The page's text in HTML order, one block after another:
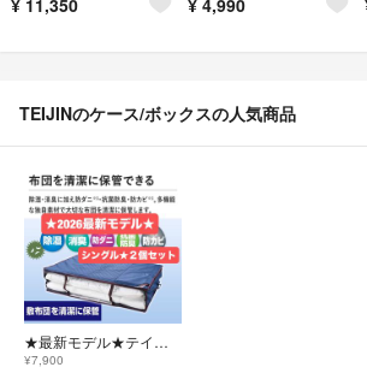
TEIJINのケース/ボックスの人気商品
★最新モデル★テイジン/収納ケースプレミアム/敷布団用/2個セット
¥7,900